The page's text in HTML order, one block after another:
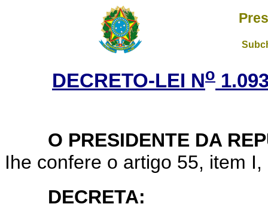
DECRETO-LEI No
O PRESIDENTE DA
Ihe confere o artigo 55, item
DECRETA: